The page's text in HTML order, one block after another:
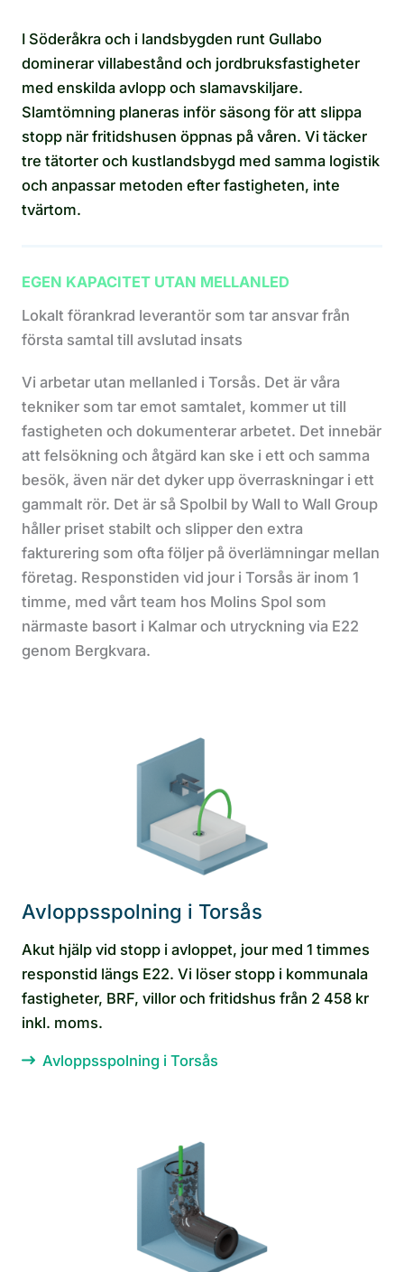
I Söderåkra och i landsbygden runt Gullabo
dominerar villabestånd och jordbruksfastigheter
med enskilda avlopp och slamavskiljare.
Slamtömning planeras inför säsong för att slippa
stopp när fritidshusen öppnas på våren. Vi täcker
tre tätorter och kustlandsbygd med samma logistik
och anpassar metoden efter fastigheten, inte
tvärtom.
EGEN KAPACITET UTAN MELLANLED
Lokalt förankrad leverantör som tar ansvar från
första samtal till avslutad insats
Vi arbetar utan mellanled i Torsås. Det är våra
tekniker som tar emot samtalet, kommer ut till
fastigheten och dokumenterar arbetet. Det innebär
att felsökning och åtgärd kan ske i ett och samma
besök, även när det dyker upp överraskningar i ett
gammalt rör. Det är så Spolbil by Wall to Wall Group
håller priset stabilt och slipper den extra
fakturering som ofta följer på överlämningar mellan
företag. Responstiden vid jour i Torsås är inom 1
timme, med vårt team hos Molins Spol som
närmaste basort i Kalmar och utryckning via E22
genom Bergkvara.
Avloppsspolning i Torsås
Akut hjälp vid stopp i avloppet, jour med 1 timmes
responstid längs E22. Vi löser stopp i kommunala
fastigheter, BRF, villor och fritidshus från 2 458 kr
inkl. moms.
Avloppsspolning i Torsås